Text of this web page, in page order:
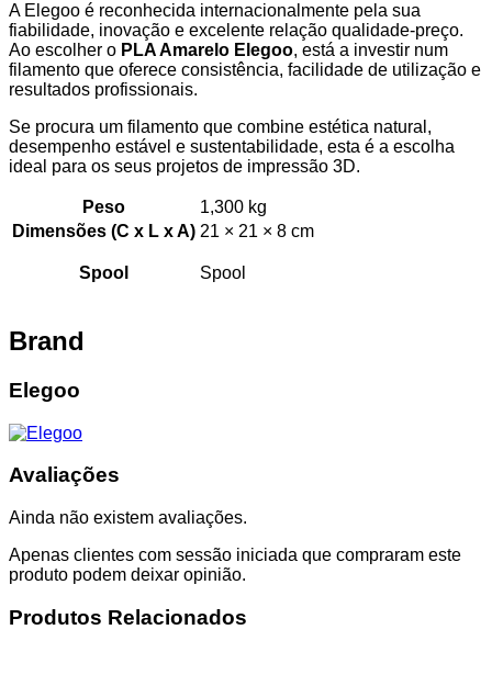
A Elegoo é reconhecida internacionalmente pela sua
fiabilidade, inovação e excelente relação qualidade-preço.
Ao escolher o PLA Amarelo Elegoo, está a investir num
filamento que oferece consistência, facilidade de utilização e
resultados profissionais.
Se procura um filamento que combine estética natural,
desempenho estável e sustentabilidade, esta é a escolha
ideal para os seus projetos de impressão 3D.
Peso
1,300 kg
Dimensões (C x L x A) 21 × 21 × 8 cm
Spool Spool
Brand
Elegoo
Avaliações
Ainda não existem avaliações.
Apenas clientes com sessão iniciada que compraram este
produto podem deixar opinião.
Produtos Relacionados